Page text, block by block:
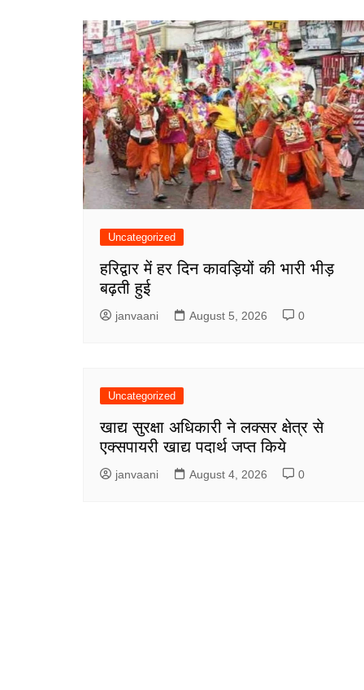
Uncategorized
हरिद्वार में हर दिन कावड़ियों की भारी भीड़
बढ़ती हुई
janvaani August 5, 2026 0
Uncategorized
खाद्य सुरक्षा अधिकारी ने लक्सर क्षेत्र से
एक्सपायरी खाद्य पदार्थ जप्त किये
janvaani August 4, 2026 0